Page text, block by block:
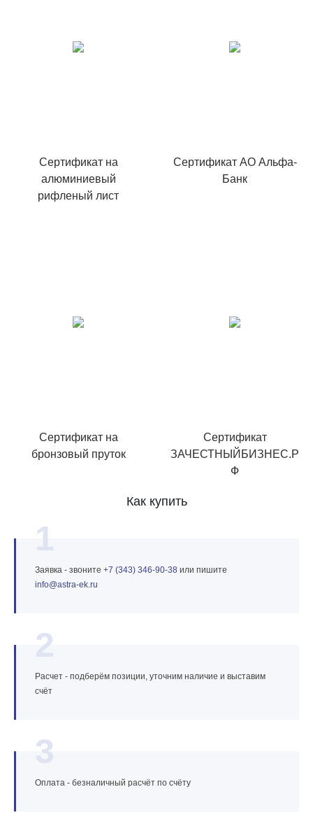
Сертификат на
алюминиевый
рифленый лист
Сертификат АО Альфа-
Банк
Сертификат на
бронзовый пруток
Сертификат
ЗАЧЕСТНЫЙБИЗНЕС.Р
Ф
Как купить
1
Заявка - звоните +7 (343) 346‑90‑38 или пишите
info@astra‑ek.ru
2
Расчет - подберём позиции, уточним наличие и выставим
счёт
3
Оплата - безналичный расчёт по счёту